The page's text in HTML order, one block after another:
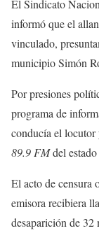
El Sindicato
informó que el
vinculado,
municipio Simón
Por presiones
programa de
conducía el locutor
89.9 FMdel
El acto de censura
emisora recibiera
desaparición de 32